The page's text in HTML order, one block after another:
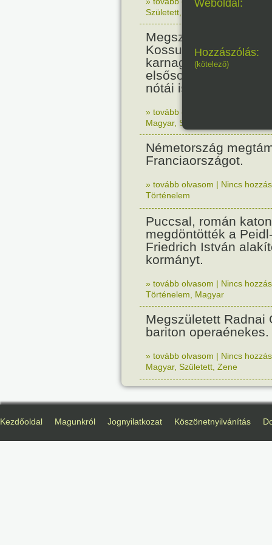
Született
Megszületett Csenki
Kossuth-díjas
karnagy,
elsősorban
nótái ismertek.
» tovább olvasom
Magyar, Született
Németország
Franciaországot.
» tovább olvasom | Nincs
Történelem
Puccsal, román
megdöntötték a
Friedrich István
kormányt.
» tovább olvasom | Nincs
Történelem
Magyar
Megszületett Radnai
bariton operaénekes.
» tovább olvasom | Nincs
Magyar, Született Zene
Weboldal:
Hozzászólás:
(kötelező)
Kezdőoldal Magunkról Jognyilatkozat Köszönetnyilvánítás